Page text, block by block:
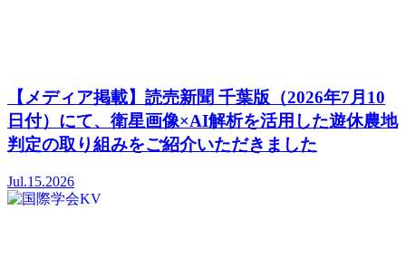
【メディア掲載】読売新聞 千葉版（2026年7月10
日付）にて、衛星画像×AI解析を活用した遊休農地
判定の取り組みをご紹介いただきました
Jul.15.2026